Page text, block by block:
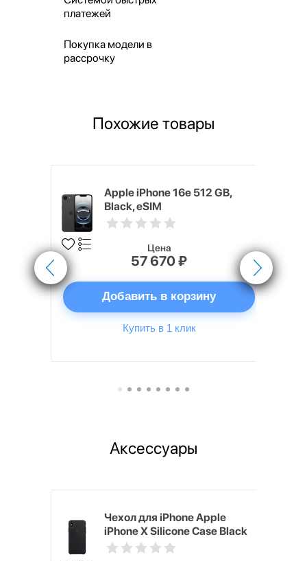
платежей
Покупка модели в
рассрочку
Похожие товары
Apple iPhone 16e 512 GB,
Black, eSIM
Цена
57 670 ₽
Добавить в корзину
Купить в 1 клик
Аксессуары
Чехол для iPhone Apple
iPhone X Silicone Case Black